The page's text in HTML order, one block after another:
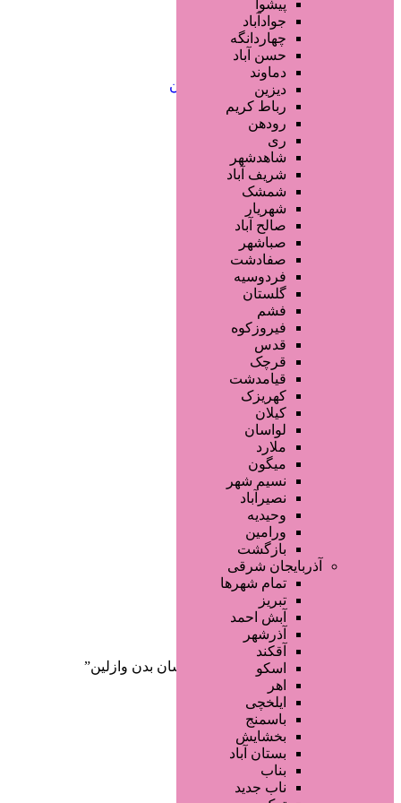
کلینیک های زیبایی پزشکی
آرایش دائم
خدمات مژه
خدمات ابرو
خدمات تناسب اندام و زیبایی بدن
سایر خدمات
پیشوا
جوادآباد
چهاردانگه
حسن آباد
دماوند
دیزین
رباط کریم
رودهن
ری
شاهدشهر
شریف آباد
شمشک
شهریار
صالح آباد
صباشهر
صفادشت
فردوسیه
گلستان
فشم
فیروزکوه
قدس
قرچک
قیامدشت
کهریزک
کیلان
لواسان
ملارد
میگون
نسیم شهر
نصیرآباد
وحیدیه
ورامین
بازگشت
آذربایجان شرقی
تمام شهر‌ها
تبریز
آبش احمد
آذرشهر
آقکند
اسکو
اهر
ایلخچی
باسمنج
بخشایش
بستان آباد
بناب
ناب جدید
صفحه اصلی
آگهی انبوه
طراحی سایت
صفحه اختصاصی
لیست سایتهای تبلیغاتی
دسته‌بندی‌ها
/ محصولات برچسب خورده “آبرسان بدن وازلین”